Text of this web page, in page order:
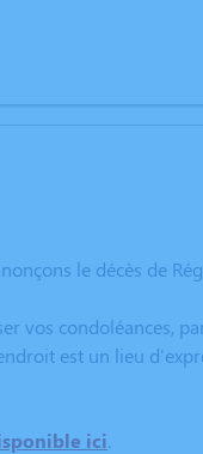
le décès de
vos condoléances,
est un lieu
ici.